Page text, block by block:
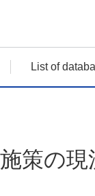
List of
の現